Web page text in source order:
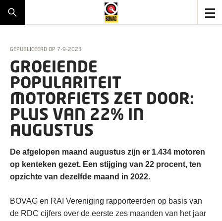
GEPUBLICEERD OP 7-9-2023
GROEIENDE
POPULARITEIT
MOTORFIETS ZET DOOR:
PLUS VAN 22% IN
AUGUSTUS
De afgelopen maand augustus zijn er 1.434 motoren
op kenteken gezet. Een stijging van 22 procent, ten
opzichte van dezelfde maand in 2022.
BOVAG en RAI Vereniging rapporteerden op basis van
de RDC cijfers over de eerste zes maanden van het jaar